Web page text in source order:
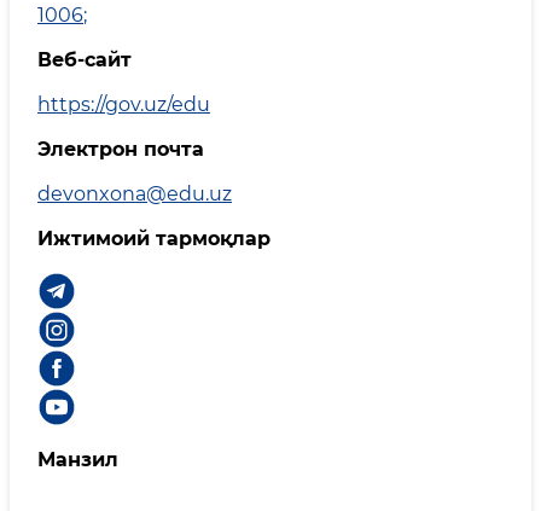
1006;
Веб-сайт
https://gov.uz/edu
Электрон почта
devonxona@edu.uz
Ижтимоий тармоқлар
Манзил